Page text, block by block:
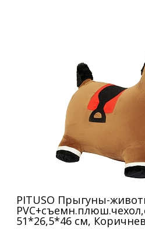
PITUSO Прыгуны-
51*26,5*46 см,